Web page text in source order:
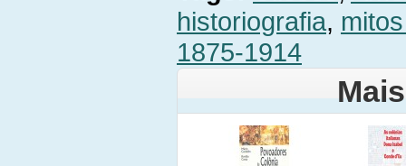
historiografia,
1875-1914